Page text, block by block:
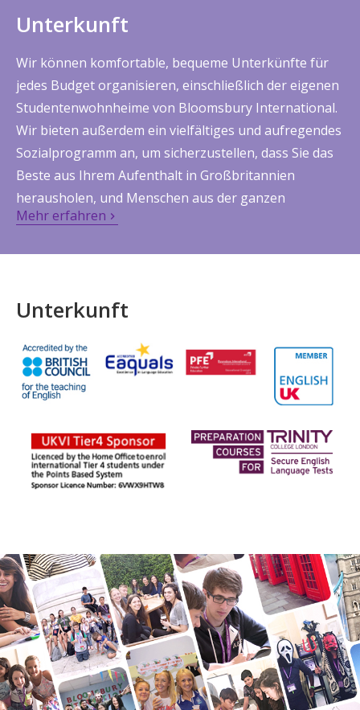
Unterkunft
Wir können komfortable, bequeme Unterkünfte für
jedes Budget organisieren, einschließlich der eigenen
Studentenwohnheime von Bloomsbury International.
Wir bieten außerdem ein vielfältiges und aufregendes
Sozialprogramm an, um sicherzustellen, dass Sie das
Beste aus Ihrem Aufenthalt in Großbritannien
herausholen, und Menschen aus der ganzen
Mehr erfahren
Unterkunft